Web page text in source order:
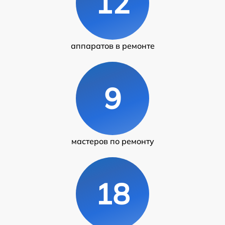
аппаратов в ремонте
9
мастеров по ремонту
18